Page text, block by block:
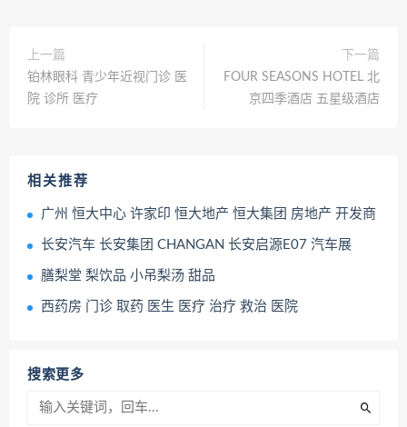
上一篇
铂林眼科 青少年近视门诊 医
院 诊所 医疗
下一篇
FOUR SEASONS HOTEL 北
京四季酒店 五星级酒店
相关推荐
广州 恒大中心 许家印 恒大地产 恒大集团 房地产 开发商
长安汽车 长安集团 CHANGAN 长安启源E07 汽车展
膳梨堂 梨饮品 小吊梨汤 甜品
西药房 门诊 取药 医生 医疗 治疗 救治 医院
搜索更多